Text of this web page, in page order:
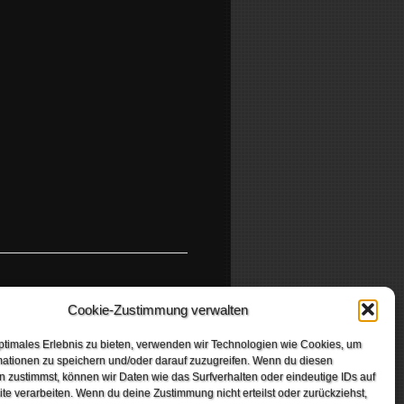
Cookie-Zustimmung verwalten
Erlebnis zu bieten, verwenden wir Technologien wie Cookies, um
zu speichern und/oder darauf zuzugreifen. Wenn du diesen
zustimmst, können wir Daten wie das Surfverhalten oder eindeutige IDs auf
verarbeiten. Wenn du deine Zustimmung nicht erteilst oder zurückziehst,